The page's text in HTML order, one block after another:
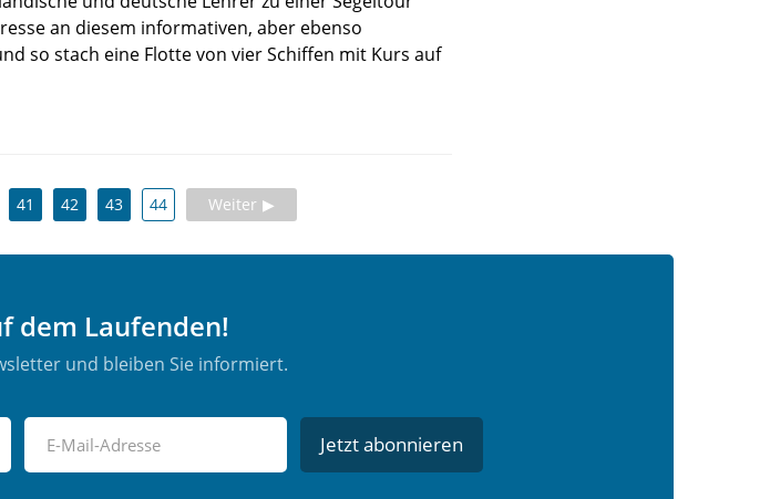
an diesem informativen, aber ebenso
so stach eine Flotte von vier Schiffen mit Kurs auf
41 42 43 44 Weiter
dem Laufenden!
und bleiben Sie informiert.
Jetzt abonnieren